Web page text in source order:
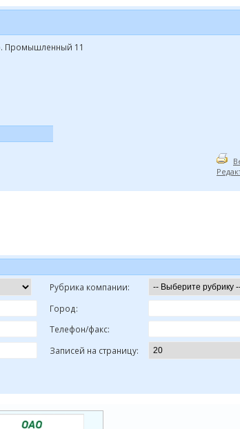
Промышленный 11
Рубрика компании:
Город:
Телефон/факс:
Записей на страницу: